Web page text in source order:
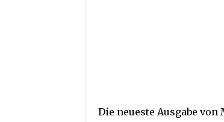
Die neueste Ausgabe